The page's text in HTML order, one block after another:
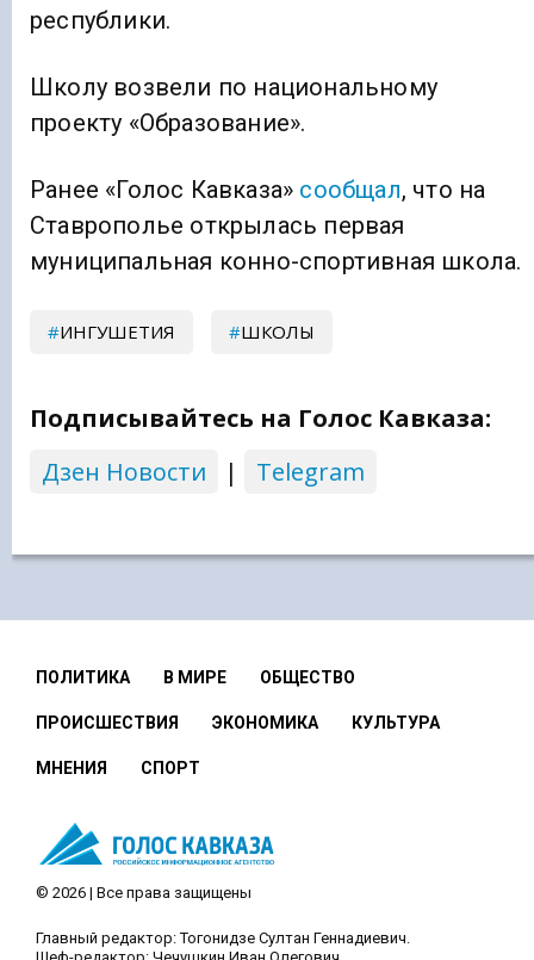
республики.
Школу возвели по национальному
проекту «Образование».
Ранее «Голос Кавказа» сообщал, что на
Ставрополье открылась первая
муниципальная конно-спортивная школа.
ИНГУШЕТИЯ ШКОЛЫ
Подписывайтесь на Голос Кавказа:
Дзен Новости
| Telegram
ПОЛИТИКА В МИРЕ ОБЩЕСТВО
ПРОИСШЕСТВИЯ ЭКОНОМИКА КУЛЬТУРА
МНЕНИЯ СПОРТ
© 2026 | Все права защищены
Главный редактор: Тогонидзе Султан Геннадиевич.